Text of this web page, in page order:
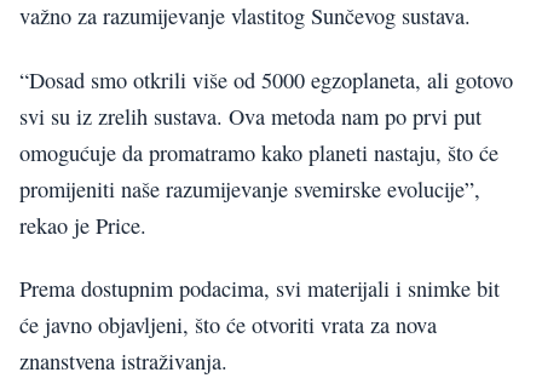
važno za razumijevanje vlastitog Sunčevog sustava.
“Dosad smo otkrili više od 5000 egzoplaneta, ali gotovo
svi su iz zrelih sustava. Ova metoda nam po prvi put
omogućuje da promatramo kako planeti nastaju, što će
promijeniti naše razumijevanje svemirske evolucije”,
rekao je Price.
Prema dostupnim podacima, svi materijali i snimke bit
će javno objavljeni, što će otvoriti vrata za nova
znanstvena istraživanja.